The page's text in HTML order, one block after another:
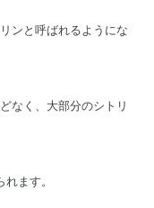
ンと呼ばれるようにな
なく、大部分のシトリ
ます。